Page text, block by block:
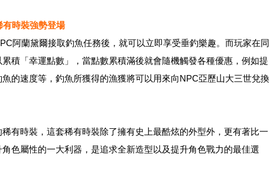
時裝強勢登場
阿蘭黛爾接取釣魚任務後，就可以立即享受垂釣樂趣。而玩家在同
積「幸運點數」，當點數累積滿後就會隨機觸發各種優惠，例如提
的速度等，釣魚所獲得的漁獲將可以用來向NPC亞歷山大三世兌換
有時裝，這套稀有時裝除了擁有史上最酷炫的外型外，更有著比一
色屬性的一大利器，是追求全新造型以及提升角色戰力的最佳選